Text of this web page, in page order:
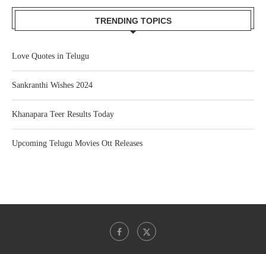
TRENDING TOPICS
Love Quotes in Telugu
Sankranthi Wishes 2024
Khanapara Teer Results Today
Upcoming Telugu Movies Ott Releases